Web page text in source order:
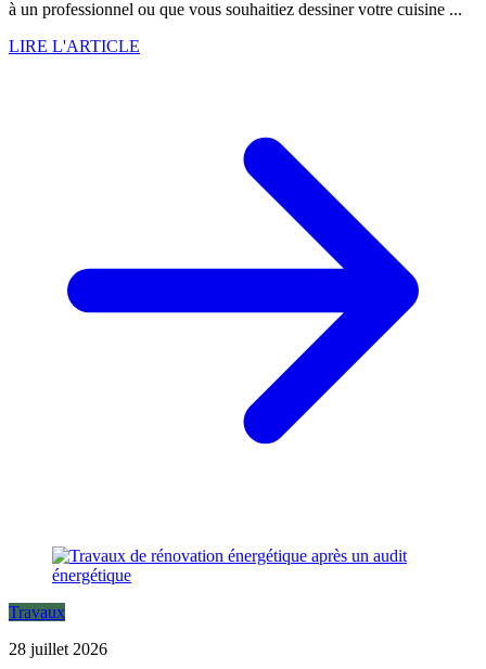
à un professionnel ou que vous souhaitiez dessiner votre cuisine ...
LIRE L'ARTICLE
Travaux
28 juillet 2026